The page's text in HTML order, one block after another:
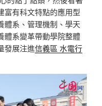
富有科文特點的應用型
體系、管理機制、學天
體系變革帶動學院整體
發展注進信義區 水電行